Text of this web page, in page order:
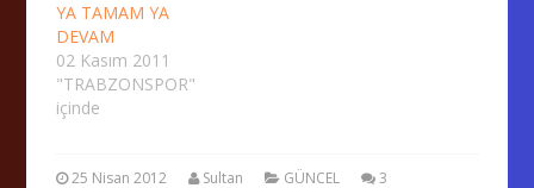
YA TAMAM YA
DEVAM
02 Kasım 2011
"TRABZONSPOR"
içinde
25 Nisan 2012 Sultan GÜNCEL
3